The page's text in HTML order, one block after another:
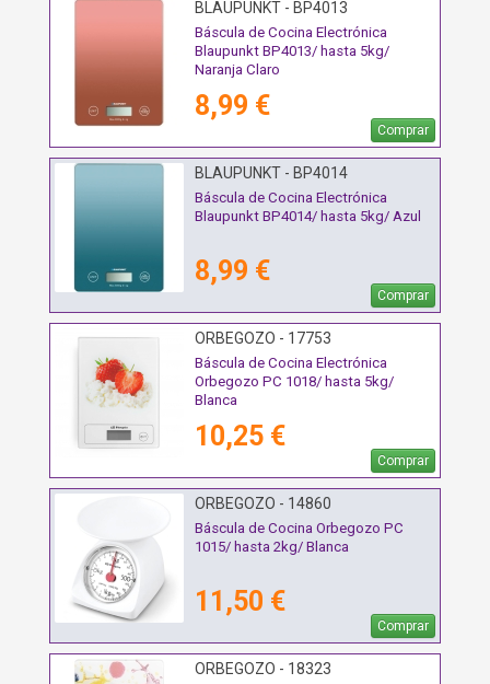
BLAUPUNKT - BP4013
Báscula de Cocina Electrónica
Blaupunkt BP4013/ hasta 5kg/
Naranja Claro
8,99 €
Comprar
BLAUPUNKT - BP4014
Báscula de Cocina Electrónica
Blaupunkt BP4014/ hasta 5kg/ Azul
8,99 €
Comprar
ORBEGOZO - 17753
Báscula de Cocina Electrónica
Orbegozo PC 1018/ hasta 5kg/
Blanca
10,25 €
Comprar
ORBEGOZO - 14860
Báscula de Cocina Orbegozo PC
1015/ hasta 2kg/ Blanca
11,50 €
Comprar
ORBEGOZO - 18323